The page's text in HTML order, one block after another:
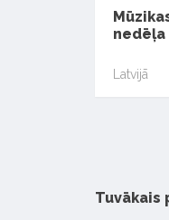
nedēļa
Latvijā
Tuvākais